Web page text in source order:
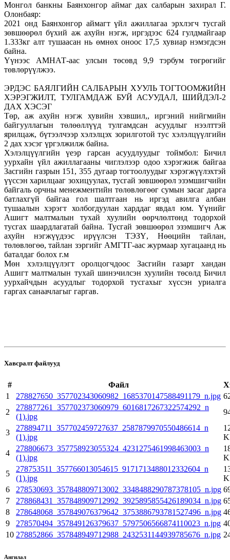
Монгол банкны Баянхонгор аймаг дах салбарын захирал Г.
Олонбаяр:
2021 онд Баянхонгор аймагт үйл ажиллагаа эрхлэгч тусгай
зөвшөөрөл бүхий аж ахуйн нэгж, иргэдээс 624 гулдмайгаар
1.333кг алт тушаасан нь өмнөх оноос 17,5 хувиар нэмэгдсэн
байна.
Үүнээс АМНАТ-аас улсын төсөвд 9,9 тэрбум төгрөгийг
төвлөрүүлжээ.
ЭРДЭС БАЯЛГИЙН САЛБАРЫН ХУУЛЬ ТОГТООМЖИЙН
ХЭРЭГЖИЛТ, ТУЛГАМДАЖ БУЙ АСУУДАЛ, ШИЙДЭЛ-2
ДАХ ХЭСЭГ
Төр, аж ахуйн нэгж хувийн хэвшил,, иргэний нийгмийн
байгууллагын төлөөллүүд тулгамдсан асуудлыг нээлттэй
ярилцаж, бүтээлчээр хэлэлцэх зорилготой тус хэлэлцүүлгийн
2 дах хэсэг үргэлжилж байна.
Хэлэлцүүлгийн үеэр гарсан асуудлуудыг тоймбол: Бичил
уурхайн үйл ажиллагааны чиглэлээр одоо хэрэгжиж байгаа
Засгийн газрын 151, 355 дугаар тогтоолуудыг хэрэгжүүлэхтэй
үүссэн харилцааг зохицуулах, тусгай зөвшөөрөл эзэмшигчийн
байгаль орчны менежментийн төлөвлөгөөг сумын засаг дарга
батлахгүй байгаа гол шалтгаан нь иргэд авилга албан
тушаалын хэрэгт холбогдуулан харддаг явдал юм. Үүнийг
Ашигт малтмалын тухай хуулийн өөрчлөлтөнд тодорхой
тусгах шаардлагатай байна. Тусгай зөвшөөрөл эзэмшигч Аж
ахуйн нэгжүүдээс ирүүлсэн ТЭЗҮ, Нөөцийн тайлан,
төлөвлөгөө, тайлан зэргийг АМГТГ-аас журмаар хугацаанд нь
баталдаг болох г.м
Мөн хэлэлцүүлэгт оролцогчдоос Засгийн газарт хандан
Ашигт малтмалын тухай шинэчилсэн хуулийн төсөлд Бичил
уурхайчдын асуудлыг тодорхой тусгахыг хүссэн уриалга
гаргах санаачлагыг гаргав.
Хавсралт файлууд
# Файл
1
278827650_357702343060982_1685370147588491179_n.jpg
2
278877261_357702373060979_6016817267322574292_n
(1).jpg
3
278894711_357702459727637_2587879970550486614_n
(1).jpg
4
278806673_357758923055324_4231275461998463003_n
(1).jpg
5
278753511_357766013054615_9171713488012332604_n
(1).jpg
6
278530693_357848809713002_3348488290787378105_n.jpg
7
278868431_357848909712992_3925895855426189034_n.jpg
8
278648068_357849076379642_3753886793781527496_n.jpg
9
278570494_357849126379637_5797506566874110023_n.jpg
10 278852866_357848949712988_2432531144939785676_n.jpg
Ангилал